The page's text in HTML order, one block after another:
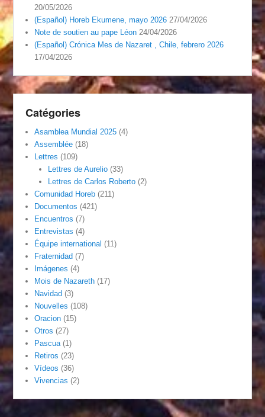
20/05/2026
(Español) Horeb Ekumene, mayo 2026 27/04/2026
Note de soutien au pape Léon 24/04/2026
(Español) Crónica Mes de Nazaret , Chile, febrero 2026
17/04/2026
Catégories
Asamblea Mundial 2025 (4)
Assemblée (18)
Lettres (109)
Lettres de Aurelio(33)
Lettres de Carlos Roberto(2)
Comunidad Horeb (211)
Documentos (421)
Encuentros (7)
Entrevistas (4)
Équipe international (11)
Fraternidad (7)
Imágenes (4)
Mois de Nazareth (17)
Navidad (3)
Nouvelles (108)
Oracion (15)
Otros (27)
Pascua (1)
Retiros (23)
Vídeos (36)
Vivencias (2)